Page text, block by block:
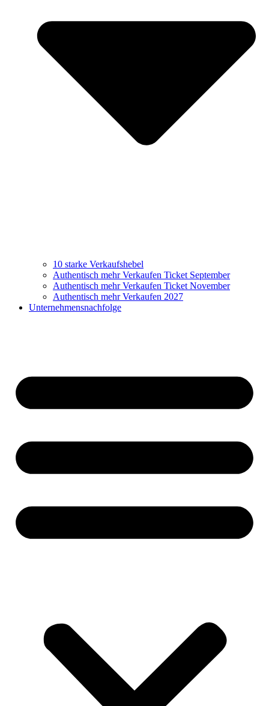
10 starke Verkaufshebel
Authentisch mehr Verkaufen Ticket September
Authentisch mehr Verkaufen Ticket November
Authentisch mehr Verkaufen 2027
Unternehmensnachfolge